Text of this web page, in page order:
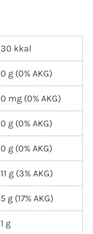
30 kkal
0 g (0% AKG)
0 mg (0% AKG)
0 g (0% AKG)
0 g (0% AKG)
11 g (3% AKG)
5 g (17% AKG)
1 g